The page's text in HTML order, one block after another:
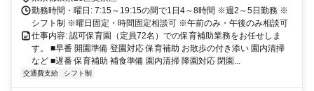
勤務時間・曜日: 7:15～19:15の間で1日4～8時間 ※週2～5日勤務 ※
シフト制 ※曜日固定・時間固定相談可 ※午前のみ・午後のみ相談可
仕事内容: 認可保育園（定員72名）での保育補助業務をお任せしま
す。 ■早番 開園準備 登園対応 保育補助 お散歩の付き添い 園内清掃
など ■遅番 保育補助 補食準備 園内清掃 降園対応 閉園...
交通費支給 シフト制